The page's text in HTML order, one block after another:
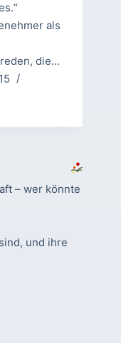
als
die…
– wer könnte
und ihre